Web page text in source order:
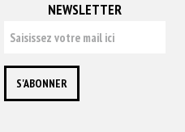
NEWSLETTER
S'ABONNER